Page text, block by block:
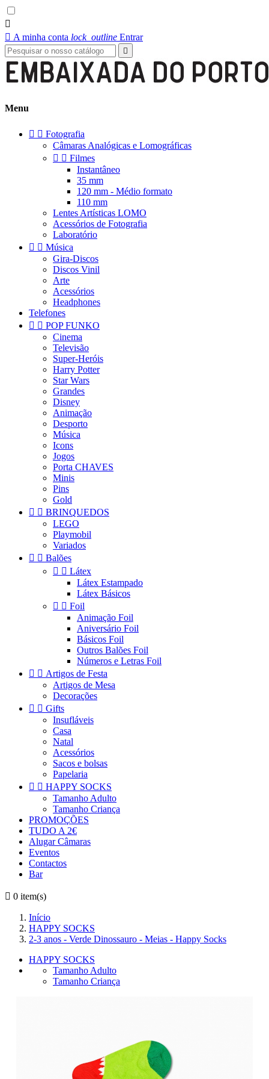

 A minha conta lock_outline Entrar

Menu
  Fotografia
Câmaras Analógicas e Lomográficas
  Filmes
Instantâneo
35 mm
120 mm - Médio formato
110 mm
Lentes Artísticas LOMO
Acessórios de Fotografia
Laboratório
  Música
Gira-Discos
Discos Vinil
Arte
Acessórios
Headphones
Telefones
  POP FUNKO
Cinema
Televisão
Super-Heróis
Harry Potter
Star Wars
Grandes
Disney
Animação
Desporto
Música
Icons
Jogos
Porta CHAVES
Minis
Pins
Gold
  BRINQUEDOS
LEGO
Playmobil
Variados
  Balões
  Látex
Látex Estampado
Látex Básicos
  Foil
Animação Foil
Aniversário Foil
Básicos Foil
Outros Balões Foil
Números e Letras Foil
  Artigos de Festa
Artigos de Mesa
Decorações
  Gifts
Insufláveis
Casa
Natal
Acessórios
Sacos e bolsas
Papelaria
  HAPPY SOCKS
Tamanho Adulto
Tamanho Criança
PROMOÇÕES
TUDO A 2€
Alugar Câmaras
Eventos
Contactos
Bar
 0 item(s)
Início
HAPPY SOCKS
2-3 anos - Verde Dinossauro - Meias - Happy Socks
HAPPY SOCKS
Tamanho Adulto
Tamanho Criança